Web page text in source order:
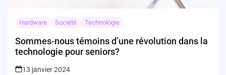
Hardware Société Technologie
Sommes-nous témoins d’une révolution dans la
technologie pour seniors?
13 janvier 2024